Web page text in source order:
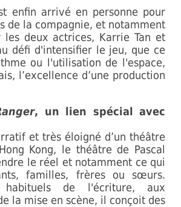
enfin arrivé en personne pour
de la compagnie, et notamment
deux actrices, Karrie Tan et
défi d'intensifier le jeu, que ce
ou l'utilisation de l'espace,
l’excellence d’une production
, un lien spécial avec
et très éloigné d’un théâtre
Kong, le théâtre de Pascal
le réel et notamment ce qui
familles, frères ou sœurs.
habituels de l'écriture, aux
la mise en scène, il conçoit des